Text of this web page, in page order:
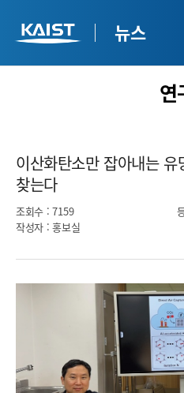
뉴스
연
이산화탄소만 잡아내는
찾는다​
조회수 : 7159
작성자 : 홍보실